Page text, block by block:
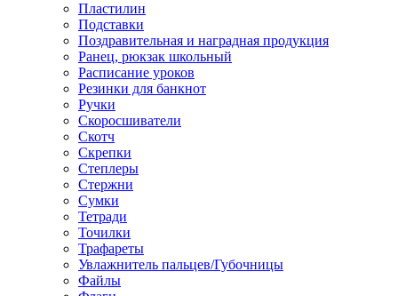
Пластилин
Подставки
Поздравительная и наградная продукция
Ранец, рюкзак школьный
Расписание уроков
Резинки для банкнот
Ручки
Скоросшиватели
Скотч
Скрепки
Степлеры
Стержни
Сумки
Тетради
Точилки
Трафареты
Увлажнитель пальцев/Губочницы
Файлы